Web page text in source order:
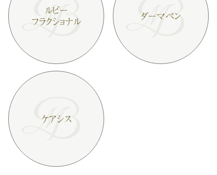
ルビー
フラクショナル
ダーマペン
ケアシス